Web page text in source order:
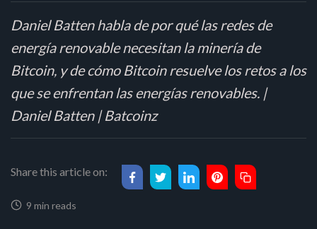
Daniel Batten habla de por qué las redes de
energía renovable necesitan la minería de
Bitcoin, y de cómo Bitcoin resuelve los retos a los
que se enfrentan las energías renovables. |
Daniel Batten | Batcoinz
Share this article on:
9 min reads